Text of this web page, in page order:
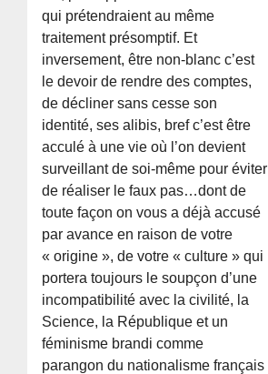
qui prétendraient au même
traitement présomptif. Et
inversement, être non-blanc c’est
le devoir de rendre des comptes,
de décliner sans cesse son
identité, ses alibis, bref c’est être
acculé à une vie où l’on devient
surveillant de soi-même pour éviter
de réaliser le faux pas…dont de
toute façon on vous a déjà accusé
par avance en raison de votre
« origine », de votre « culture » qui
portera toujours le soupçon d’une
incompatibilité avec la civilité, la
Science, la République et un
féminisme brandi comme
parangon du nationalisme français